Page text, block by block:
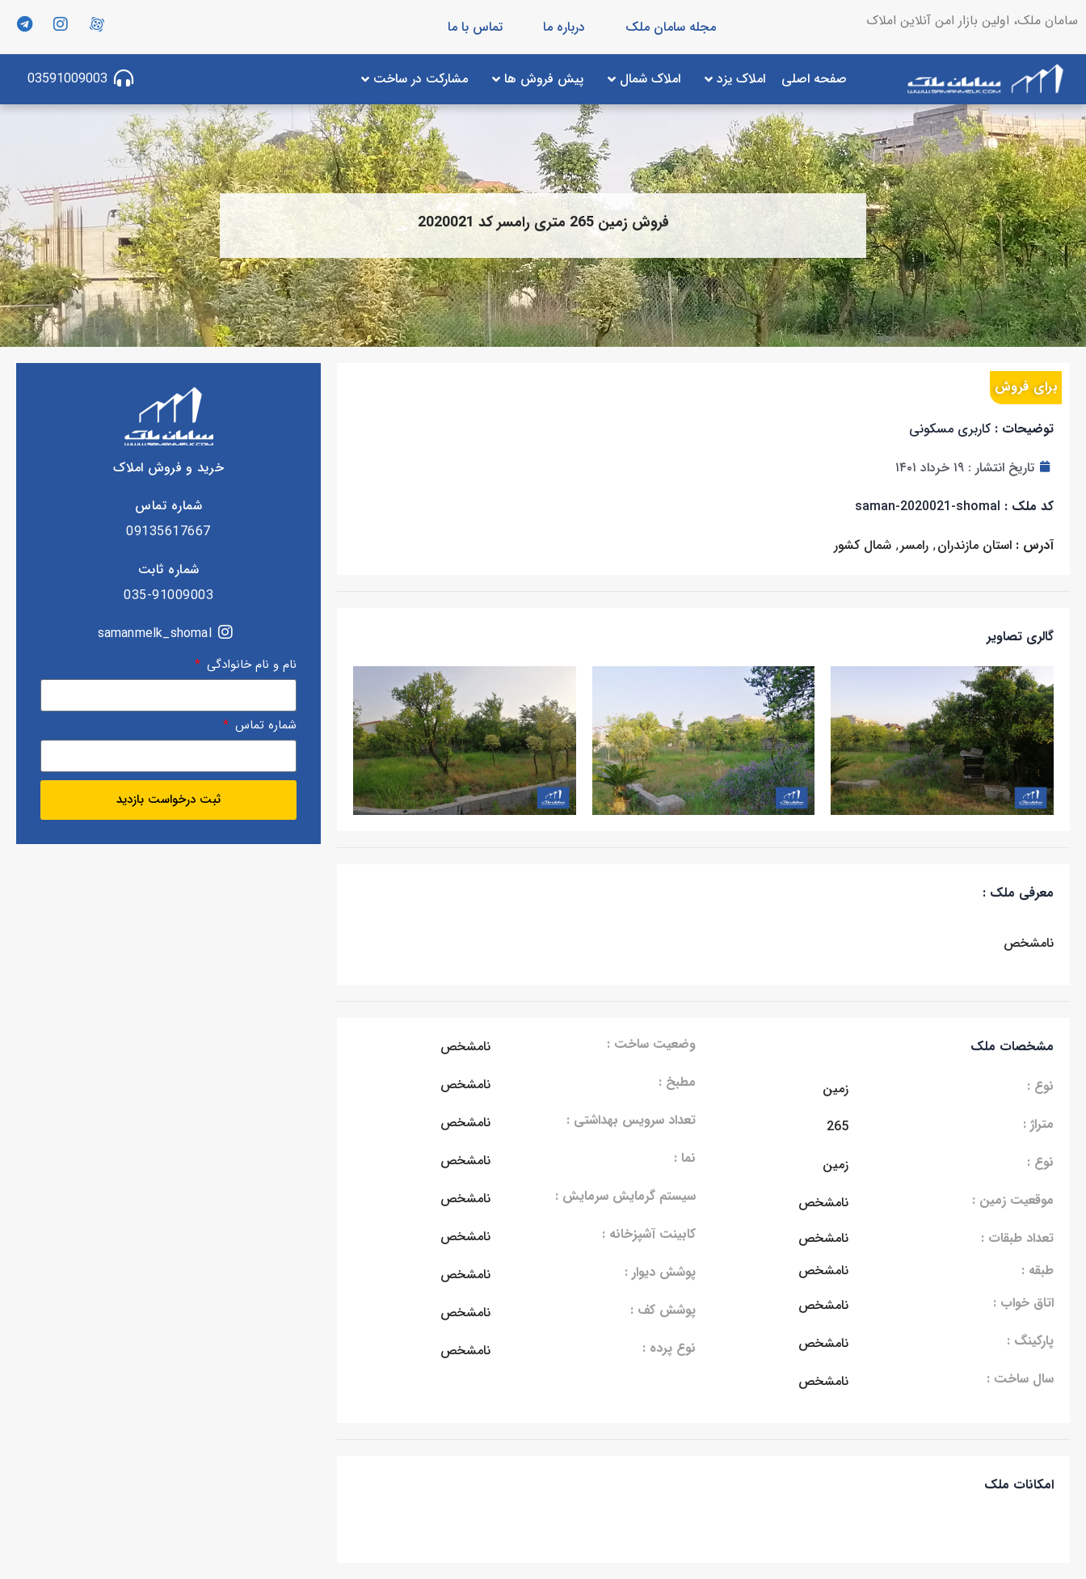
سامان ملک، اولین بازار امن آنلاین املاک مجله سامان ملک درباره ما تماس با ما
صفحه اصلی املاک یزد املاک شمال پیش فروش ها مشارکت در ساخت 03591009003
فروش زمین 265 متری رامسر کد 2020021
برای فروش
توضیحات : کاربری مسکونی
تاریخ انتشار : ۱۹ خرداد ۱۴۰۱
کد ملک : saman-2020021-shomal
آدرس : استان مازندران, رامسر, شمال کشور
گالری تصاویر
معرفی ملک :
نامشخص
مشخصات ملک
نوع :
زمین
متراژ :
265
نوع :
زمین
موقعیت زمین :
نامشخص
تعداد طبقات :
نامشخص
طبقه :
نامشخص
اتاق خواب :
نامشخص
پارکینگ :
نامشخص
سال ساخت :
نامشخص
وضعیت ساخت :
نامشخص
مطبخ :
نامشخص
تعداد سرویس بهداشتی :
نامشخص
نما :
نامشخص
سیستم گرمایش سرمایش :
نامشخص
کابینت آشپزخانه :
نامشخص
پوشش دیوار :
نامشخص
پوشش کف :
نامشخص
نوع پرده :
نامشخص
امکانات ملک
خرید و فروش املاک
شماره تماس
09135617667
شماره ثابت
035-91009003
samanmelk_shomal
نام و نام خانوادگی
شماره تماس
ثبت درخواست بازدید